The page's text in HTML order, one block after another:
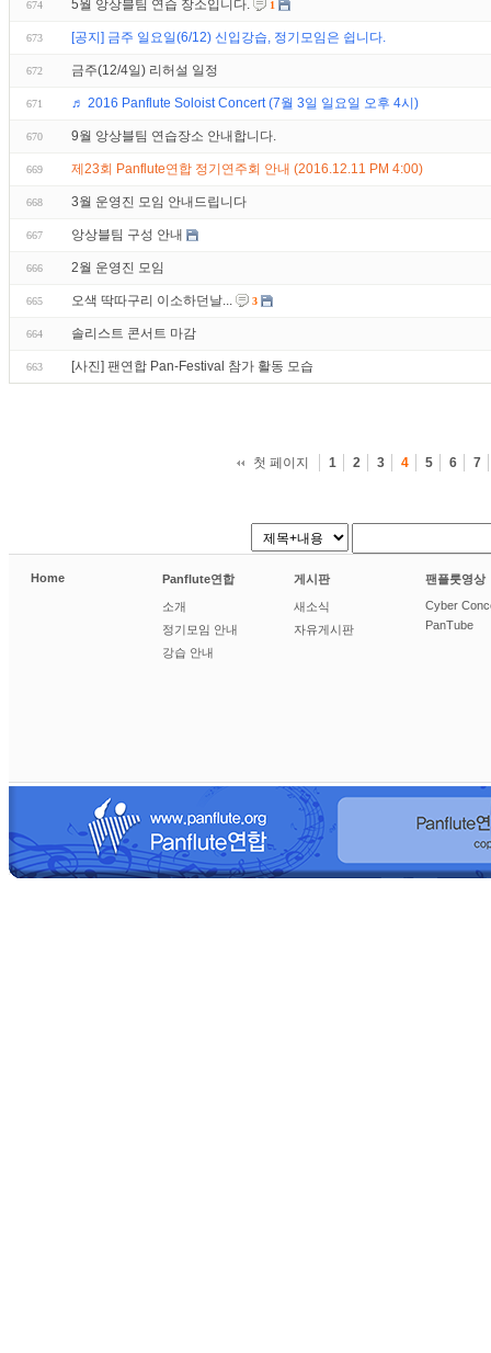
674 5월 앙상블팀 연습 장소입니다. 1
673 [공지] 금주 일요일(6/12) 신입강습, 정기모임은 쉽니다.
672 금주(12/4일) 리허설 일정
671 ♬ 2016 Panflute Soloist Concert (7월 3일 일요일 오후 4시)
670 9월 앙상블팀 연습장소 안내합니다.
669 제23회 Panflute연합 정기연주회 안내 (2016.12.11 PM 4:00)
668 3월 운영진 모임 안내드립니다
667 앙상블팀 구성 안내
666 2월 운영진 모임
665 오색 딱따구리 이소하던날... 3
664 솔리스트 콘서트 마감
663 [사진] 팬연합 Pan-Festival 참가 활동 모습
첫 페이지 1 2 3 4 5 6 7
Home Panflute연합
소개
정기모임 안내
강습 안내
게시판
새소식
자유게시판
팬플룻영상
Cyber
PanTube